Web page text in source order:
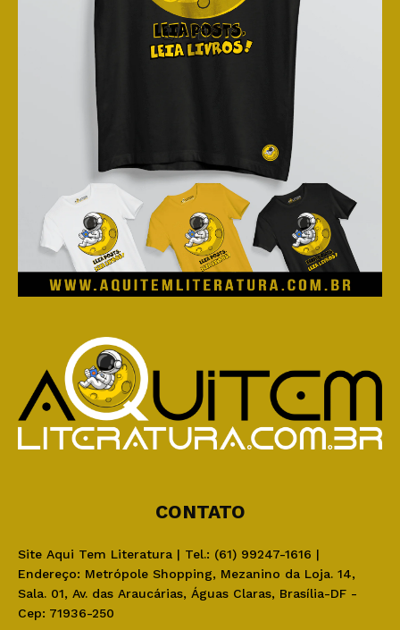
CONTATO
Site Aqui Tem Literatura | Tel.: (61) 99247-1616 |
Endereço: Metrópole Shopping, Mezanino da Loja. 14,
Sala. 01, Av. das Araucárias, Águas Claras, Brasília-DF -
Cep: 71936-250